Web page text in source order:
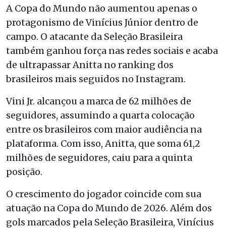
A Copa do Mundo não aumentou apenas o
protagonismo de Vinícius Júnior dentro de
campo. O atacante da Seleção Brasileira
também ganhou força nas redes sociais e acaba
de ultrapassar Anitta no ranking dos
brasileiros mais seguidos no Instagram.
Vini Jr. alcançou a marca de 62 milhões de
seguidores, assumindo a quarta colocação
entre os brasileiros com maior audiência na
plataforma. Com isso, Anitta, que soma 61,2
milhões de seguidores, caiu para a quinta
posição.
O crescimento do jogador coincide com sua
atuação na Copa do Mundo de 2026. Além dos
gols marcados pela Seleção Brasileira, Vinícius